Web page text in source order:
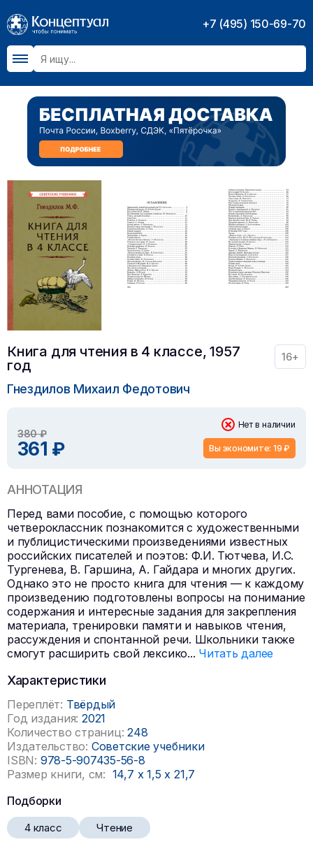
+7 (495) 150-69-70
Книга для чтения в 4 классе, 1957
год
16+
Гнездилов Михаил Федотович
380 ₽
361 ₽
Нет в наличии
Вы экономите: 19 ₽
АННОТАЦИЯ
Перед вами пособие, с помощью которого
четвероклассник познакомится с художественными
и публицистическими произведениями известных
российских писателей и поэтов: Ф.И. Тютчева, И.С.
Тургенева, В. Гаршина, А. Гайдара и многих других.
Однако это не просто книга для чтения — к каждому
произведению подготовлены вопросы на понимание
содержания и интересные задания для закрепления
материала, тренировки памяти и навыков чтения,
рассуждения и спонтанной речи. Школьники также
смогут расширить свой лексико... Читать далее
Характеристики
Переплёт: Твёрдый
Год издания: 2021
Количество страниц: 248
Издательство: Советские учебники
ISBN: 978-5-907435-56-8
Размер книги, см: 14,7 x 1,5 x 21,7
Подборки
4 класс Чтение